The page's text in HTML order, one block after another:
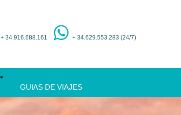
+ 34.916.688.161 + 34.629.553.283 (24/7)
GUIAS DE VIAJES